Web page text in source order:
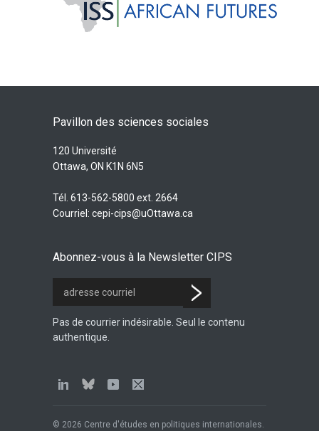
Pavillon des sciences sociales
120 Université
Ottawa, ON K1N 6N5
Tél. 613-562-5800 ext. 2664
Courriel: cepi-cips@uOttawa.ca
Abonnez-vous à la Newsletter CIPS
Pas de courrier indésirable. Seul le contenu
authentique.
© 2026 Centre d'études en politiques internationales.